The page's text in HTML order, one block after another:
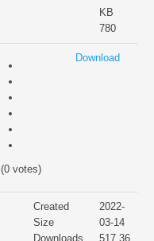
KB
780
(0 votes)
Download
Created
Size
Downloads
2022-
03-14
517.36